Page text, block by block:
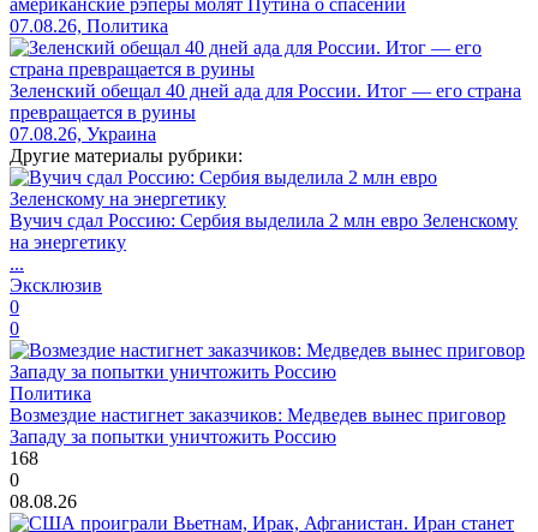
07.08.26, Политика
Зеленский обещал 40 дней ада для России. Итог — его страна
превращается в руины
07.08.26, Украина
Другие материалы рубрики:
Вучич сдал Россию: Сербия выделила 2 млн евро Зеленскому
на энергетику
...
Эксклюзив
0
0
Политика
Возмездие настигнет заказчиков: Медведев вынес приговор
Западу за попытки уничтожить Россию
168
0
08.08.26